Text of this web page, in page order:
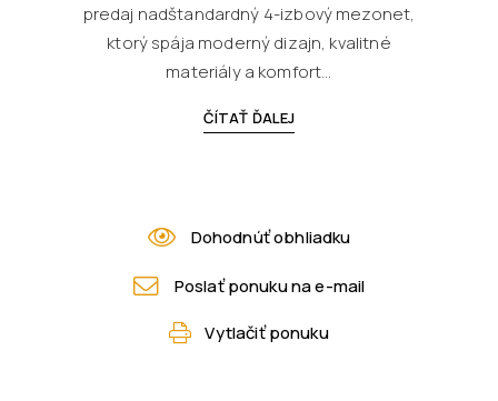
predaj nadštandardný 4-izbový mezonet,
ktorý spája moderný dizajn, kvalitné
materiály a komfort...
ČÍTAŤ ĎALEJ
Dohodnúť obhliadku
Poslať ponuku na e-mail
Vytlačiť ponuku